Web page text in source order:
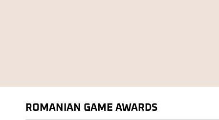
ROMANIAN GAME AWARDS